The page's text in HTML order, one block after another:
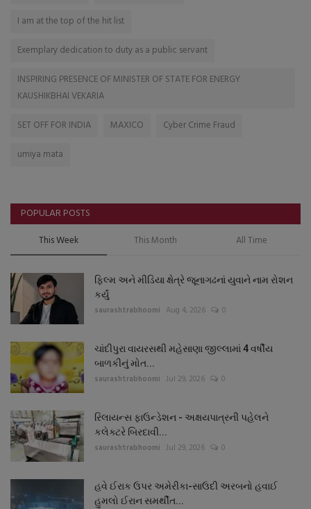
I am at the top of the hit list
Exemplary dedication to duty as a public servant
INSPIRING PRESENCE OF MINISTER OF STATE FOR ENERGY
KAUSHIKBHAI VEKARIA
SET OFF FOR INDIA
MAXICO
Cyber Crime Fraud
umiya mata
POPULAR POSTS
This Week This Month All Time
ફિલ્મ અને મીડિયા ક્ષેત્રે જૂનાગઢનાં યુવાને નામ રોશન
કર્યું
saurashtrabhoomi Aug 4, 2026 0
ચાંદીપુરા વાયરસથી મહેસાણા જીલ્લામાં 4 વર્ષીય
બાળકીનું મોત...
saurashtrabhoomi Jul 29, 2026 0
રિલાયન્સ ફાઉન્ડેશન - અક્ષયપાત્રની પહેલને
કલેક્ટરે બિરદાવી...
saurashtrabhoomi Jul 29, 2026 0
હવે ઈરાક ઉપર અમેરીકા-સાઉદી અરબનો હવાઈ
હુમલો ઈરાન સમર્થીત...